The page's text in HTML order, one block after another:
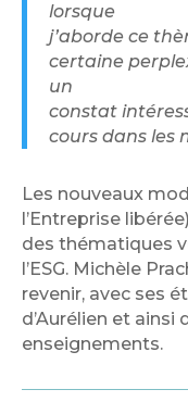
lorsque
j’aborde ce
certaine
un
constat
cours dans les
Les nouveaux
l’Entreprise
des thématiques
l’ESG. Michèle
revenir, avec ses
d’Aurélien et ainsi
enseignements.